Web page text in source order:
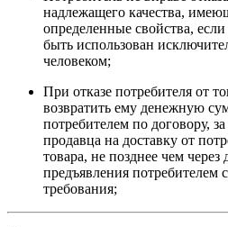
надлежащего качества,
определенные свойства,
быть использован
человеком;
При отказе потребителя от
возвратить ему денежную
потребителем по договору,
продавца на доставку от
товара, не позднее чем через
предъявления потребителем
требования;